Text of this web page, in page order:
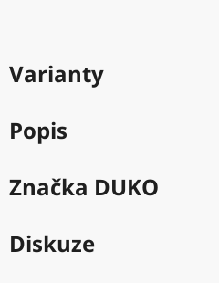
Varianty
Popis
Značka DUKO
Diskuze